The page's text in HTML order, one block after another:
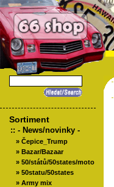
Sortiment
:: - News/novinky -
» Čepice_Trump
» Bazar/Bazaar
» 50/států/50states/moto
» 50statu/50states
» Army mix